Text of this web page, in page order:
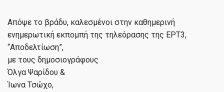
Απόψε το βράδυ, καλεσμένοι στην καθημερινή
ενημερωτική εκπομπή της τηλεόρασης της ΕΡΤ3,
“Αποδελτίωση”,
με τους δημοσιογράφους
Όλγα Ψαρίδου &
Ίωνα Τσώχο,